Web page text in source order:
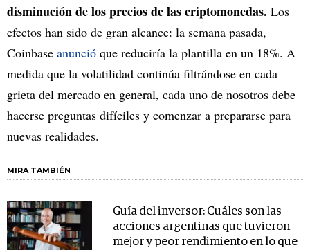
disminución de los precios de las criptomonedas. Los
efectos han sido de gran alcance: la semana pasada,
Coinbase anunció que reduciría la plantilla en un 18%. A
medida que la volatilidad continúa filtrándose en cada
grieta del mercado en general, cada uno de nosotros debe
hacerse preguntas difíciles y comenzar a prepararse para
nuevas realidades.
MIRA TAMBIÉN
Guía del inversor: Cuáles son las
acciones argentinas que tuvieron
mejor y peor rendimiento en lo que